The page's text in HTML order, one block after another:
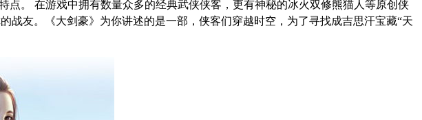
。 在游戏中拥有数量众多的经典武侠侠客，更有神秘的冰火双修熊猫人等原创侠
友。《大剑豪》为你讲述的是一部，侠客们穿越时空，为了寻找成吉思汗宝藏“天